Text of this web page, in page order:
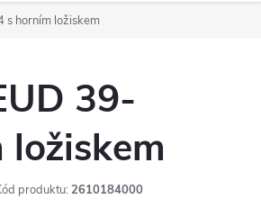
horním ložiskem
39-
produktu: 2610184000